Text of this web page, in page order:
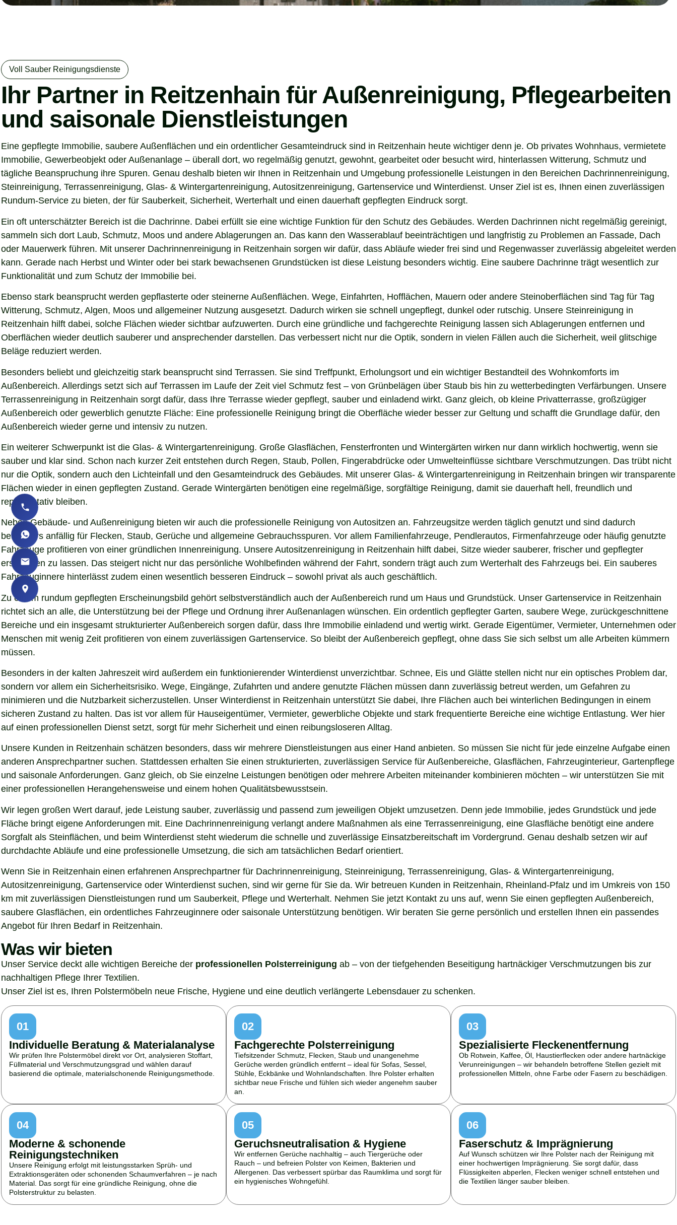
Voll Sauber Reinigungsdienste
Ihr Partner in Reitzenhain für Außenreinigung, Pflegearbeiten
und saisonale Dienstleistungen
Eine gepflegte Immobilie, saubere Außenflächen und ein ordentlicher Gesamteindruck sind in Reitzenhain heute wichtiger denn je. Ob privates Wohnhaus, vermietete
Immobilie, Gewerbeobjekt oder Außenanlage – überall dort, wo regelmäßig genutzt, gewohnt, gearbeitet oder besucht wird, hinterlassen Witterung, Schmutz und
tägliche Beanspruchung ihre Spuren. Genau deshalb bieten wir Ihnen in Reitzenhain und Umgebung professionelle Leistungen in den Bereichen Dachrinnenreinigung,
Steinreinigung, Terrassenreinigung, Glas- & Wintergartenreinigung, Autositzenreinigung, Gartenservice und Winterdienst. Unser Ziel ist es, Ihnen einen zuverlässigen
Rundum-Service zu bieten, der für Sauberkeit, Sicherheit, Werterhalt und einen dauerhaft gepflegten Eindruck sorgt.
Ein oft unterschätzter Bereich ist die Dachrinne. Dabei erfüllt sie eine wichtige Funktion für den Schutz des Gebäudes. Werden Dachrinnen nicht regelmäßig gereinigt,
sammeln sich dort Laub, Schmutz, Moos und andere Ablagerungen an. Das kann den Wasserablauf beeinträchtigen und langfristig zu Problemen an Fassade, Dach
oder Mauerwerk führen. Mit unserer Dachrinnenreinigung in Reitzenhain sorgen wir dafür, dass Abläufe wieder frei sind und Regenwasser zuverlässig abgeleitet werden
kann. Gerade nach Herbst und Winter oder bei stark bewachsenen Grundstücken ist diese Leistung besonders wichtig. Eine saubere Dachrinne trägt wesentlich zur
Funktionalität und zum Schutz der Immobilie bei.
Ebenso stark beansprucht werden gepflasterte oder steinerne Außenflächen. Wege, Einfahrten, Hofflächen, Mauern oder andere Steinoberflächen sind Tag für Tag
Witterung, Schmutz, Algen, Moos und allgemeiner Nutzung ausgesetzt. Dadurch wirken sie schnell ungepflegt, dunkel oder rutschig. Unsere Steinreinigung in
Reitzenhain hilft dabei, solche Flächen wieder sichtbar aufzuwerten. Durch eine gründliche und fachgerechte Reinigung lassen sich Ablagerungen entfernen und
Oberflächen wieder deutlich sauberer und ansprechender darstellen. Das verbessert nicht nur die Optik, sondern in vielen Fällen auch die Sicherheit, weil glitschige
Beläge reduziert werden.
Besonders beliebt und gleichzeitig stark beansprucht sind Terrassen. Sie sind Treffpunkt, Erholungsort und ein wichtiger Bestandteil des Wohnkomforts im
Außenbereich. Allerdings setzt sich auf Terrassen im Laufe der Zeit viel Schmutz fest – von Grünbelägen über Staub bis hin zu wetterbedingten Verfärbungen. Unsere
Terrassenreinigung in Reitzenhain sorgt dafür, dass Ihre Terrasse wieder gepflegt, sauber und einladend wirkt. Ganz gleich, ob kleine Privatterrasse, großzügiger
Außenbereich oder gewerblich genutzte Fläche: Eine professionelle Reinigung bringt die Oberfläche wieder besser zur Geltung und schafft die Grundlage dafür, den
Außenbereich wieder gerne und intensiv zu nutzen.
Ein weiterer Schwerpunkt ist die Glas- & Wintergartenreinigung. Große Glasflächen, Fensterfronten und Wintergärten wirken nur dann wirklich hochwertig, wenn sie
sauber und klar sind. Schon nach kurzer Zeit entstehen durch Regen, Staub, Pollen, Fingerabdrücke oder Umwelteinflüsse sichtbare Verschmutzungen. Das trübt nicht
nur die Optik, sondern auch den Lichteinfall und den Gesamteindruck des Gebäudes. Mit unserer Glas- & Wintergartenreinigung in Reitzenhain bringen wir transparente
Flächen wieder in einen gepflegten Zustand. Gerade Wintergärten benötigen eine regelmäßige, sorgfältige Reinigung, damit sie dauerhaft hell, freundlich und
repräsentativ bleiben.
Neben Gebäude- und Außenreinigung bieten wir auch die professionelle Reinigung von Autositzen an. Fahrzeugsitze werden täglich genutzt und sind dadurch
besonders anfällig für Flecken, Staub, Gerüche und allgemeine Gebrauchsspuren. Vor allem Familienfahrzeuge, Pendlerautos, Firmenfahrzeuge oder häufig genutzte
Fahrzeuge profitieren von einer gründlichen Innenreinigung. Unsere Autositzenreinigung in Reitzenhain hilft dabei, Sitze wieder sauberer, frischer und gepflegter
erscheinen zu lassen. Das steigert nicht nur das persönliche Wohlbefinden während der Fahrt, sondern trägt auch zum Werterhalt des Fahrzeugs bei. Ein sauberes
Fahrzeuginnere hinterlässt zudem einen wesentlich besseren Eindruck – sowohl privat als auch geschäftlich.
Zu einem rundum gepflegten Erscheinungsbild gehört selbstverständlich auch der Außenbereich rund um Haus und Grundstück. Unser Gartenservice in Reitzenhain
richtet sich an alle, die Unterstützung bei der Pflege und Ordnung ihrer Außenanlagen wünschen. Ein ordentlich gepflegter Garten, saubere Wege, zurückgeschnittene
Bereiche und ein insgesamt strukturierter Außenbereich sorgen dafür, dass Ihre Immobilie einladend und wertig wirkt. Gerade Eigentümer, Vermieter, Unternehmen oder
Menschen mit wenig Zeit profitieren von einem zuverlässigen Gartenservice. So bleibt der Außenbereich gepflegt, ohne dass Sie sich selbst um alle Arbeiten kümmern
müssen.
Besonders in der kalten Jahreszeit wird außerdem ein funktionierender Winterdienst unverzichtbar. Schnee, Eis und Glätte stellen nicht nur ein optisches Problem dar,
sondern vor allem ein Sicherheitsrisiko. Wege, Eingänge, Zufahrten und andere genutzte Flächen müssen dann zuverlässig betreut werden, um Gefahren zu
minimieren und die Nutzbarkeit sicherzustellen. Unser Winterdienst in Reitzenhain unterstützt Sie dabei, Ihre Flächen auch bei winterlichen Bedingungen in einem
sicheren Zustand zu halten. Das ist vor allem für Hauseigentümer, Vermieter, gewerbliche Objekte und stark frequentierte Bereiche eine wichtige Entlastung. Wer hier
auf einen professionellen Dienst setzt, sorgt für mehr Sicherheit und einen reibungsloseren Alltag.
Unsere Kunden in Reitzenhain schätzen besonders, dass wir mehrere Dienstleistungen aus einer Hand anbieten. So müssen Sie nicht für jede einzelne Aufgabe einen
anderen Ansprechpartner suchen. Stattdessen erhalten Sie einen strukturierten, zuverlässigen Service für Außenbereiche, Glasflächen, Fahrzeuginterieur, Gartenpflege
und saisonale Anforderungen. Ganz gleich, ob Sie einzelne Leistungen benötigen oder mehrere Arbeiten miteinander kombinieren möchten – wir unterstützen Sie mit
einer professionellen Herangehensweise und einem hohen Qualitätsbewusstsein.
Wir legen großen Wert darauf, jede Leistung sauber, zuverlässig und passend zum jeweiligen Objekt umzusetzen. Denn jede Immobilie, jedes Grundstück und jede
Fläche bringt eigene Anforderungen mit. Eine Dachrinnenreinigung verlangt andere Maßnahmen als eine Terrassenreinigung, eine Glasfläche benötigt eine andere
Sorgfalt als Steinflächen, und beim Winterdienst steht wiederum die schnelle und zuverlässige Einsatzbereitschaft im Vordergrund. Genau deshalb setzen wir auf
durchdachte Abläufe und eine professionelle Umsetzung, die sich am tatsächlichen Bedarf orientiert.
Wenn Sie in Reitzenhain einen erfahrenen Ansprechpartner für Dachrinnenreinigung, Steinreinigung, Terrassenreinigung, Glas- & Wintergartenreinigung,
Autositzenreinigung, Gartenservice oder Winterdienst suchen, sind wir gerne für Sie da. Wir betreuen Kunden in Reitzenhain, Rheinland-Pfalz und im Umkreis von 150
km mit zuverlässigen Dienstleistungen rund um Sauberkeit, Pflege und Werterhalt. Nehmen Sie jetzt Kontakt zu uns auf, wenn Sie einen gepflegten Außenbereich,
saubere Glasflächen, ein ordentliches Fahrzeuginnere oder saisonale Unterstützung benötigen. Wir beraten Sie gerne persönlich und erstellen Ihnen ein passendes
Angebot für Ihren Bedarf in Reitzenhain.
Was wir bieten
Unser Service deckt alle wichtigen Bereiche der professionellen Polsterreinigung ab – von der tiefgehenden Beseitigung hartnäckiger Verschmutzungen bis zur
nachhaltigen Pflege Ihrer Textilien.
Unser Ziel ist es, Ihren Polstermöbeln neue Frische, Hygiene und eine deutlich verlängerte Lebensdauer zu schenken.
01
Individuelle Beratung & Materialanalyse
Wir prüfen Ihre Polstermöbel direkt vor Ort, analysieren Stoffart,
Füllmaterial und Verschmutzungsgrad und wählen darauf
basierend die optimale, materialschonende Reinigungsmethode.
02
Fachgerechte Polsterreinigung
Tiefsitzender Schmutz, Flecken, Staub und unangenehme
Gerüche werden gründlich entfernt – ideal für Sofas, Sessel,
Stühle, Eckbänke und Wohnlandschaften. Ihre Polster erhalten
sichtbar neue Frische und fühlen sich wieder angenehm sauber
an.
03
Spezialisierte Fleckenentfernung
Ob Rotwein, Kaffee, Öl, Haustierflecken oder andere hartnäckige
Verunreinigungen – wir behandeln betroffene Stellen gezielt mit
professionellen Mitteln, ohne Farbe oder Fasern zu beschädigen.
04
Moderne & schonende
Reinigungstechniken
Unsere Reinigung erfolgt mit leistungsstarken Sprüh- und
Extraktionsgeräten oder schonenden Schaumverfahren – je nach
Material. Das sorgt für eine gründliche Reinigung, ohne die
Polsterstruktur zu belasten.
05
Geruchsneutralisation & Hygiene
Wir entfernen Gerüche nachhaltig – auch Tiergerüche oder
Rauch – und befreien Polster von Keimen, Bakterien und
Allergenen. Das verbessert spürbar das Raumklima und sorgt für
ein hygienisches Wohngefühl.
06
Faserschutz & Imprägnierung
Auf Wunsch schützen wir Ihre Polster nach der Reinigung mit
einer hochwertigen Imprägnierung. Sie sorgt dafür, dass
Flüssigkeiten abperlen, Flecken weniger schnell entstehen und
die Textilien länger sauber bleiben.